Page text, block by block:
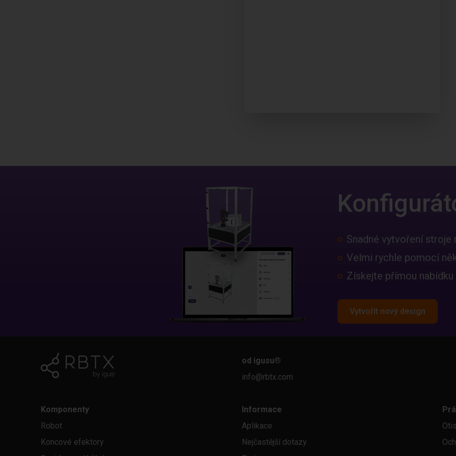
Snadné vytvoření stroje
Velmi rychle pomocí
Získejte přímou
Vytvořit nový design
od igusu®
info@rbtx.com
Komponenty
Robot
Koncové efektory
Informace
Aplikace
Nejčastější dotazy